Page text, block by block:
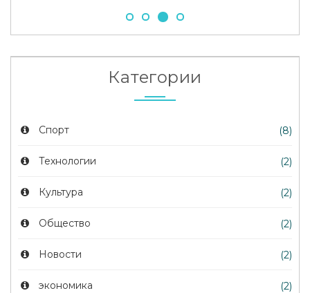
Категории
Спорт (8)
Технологии (2)
Культура (2)
Общество (2)
Новости (2)
экономика (2)